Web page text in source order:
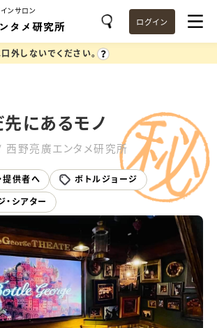
ンサロン
タメ研究所 ログイン
外しないでください。
にあるモノ
野亮廣エンタメ研究所
提供者へ ボトルジョージ
・シアター